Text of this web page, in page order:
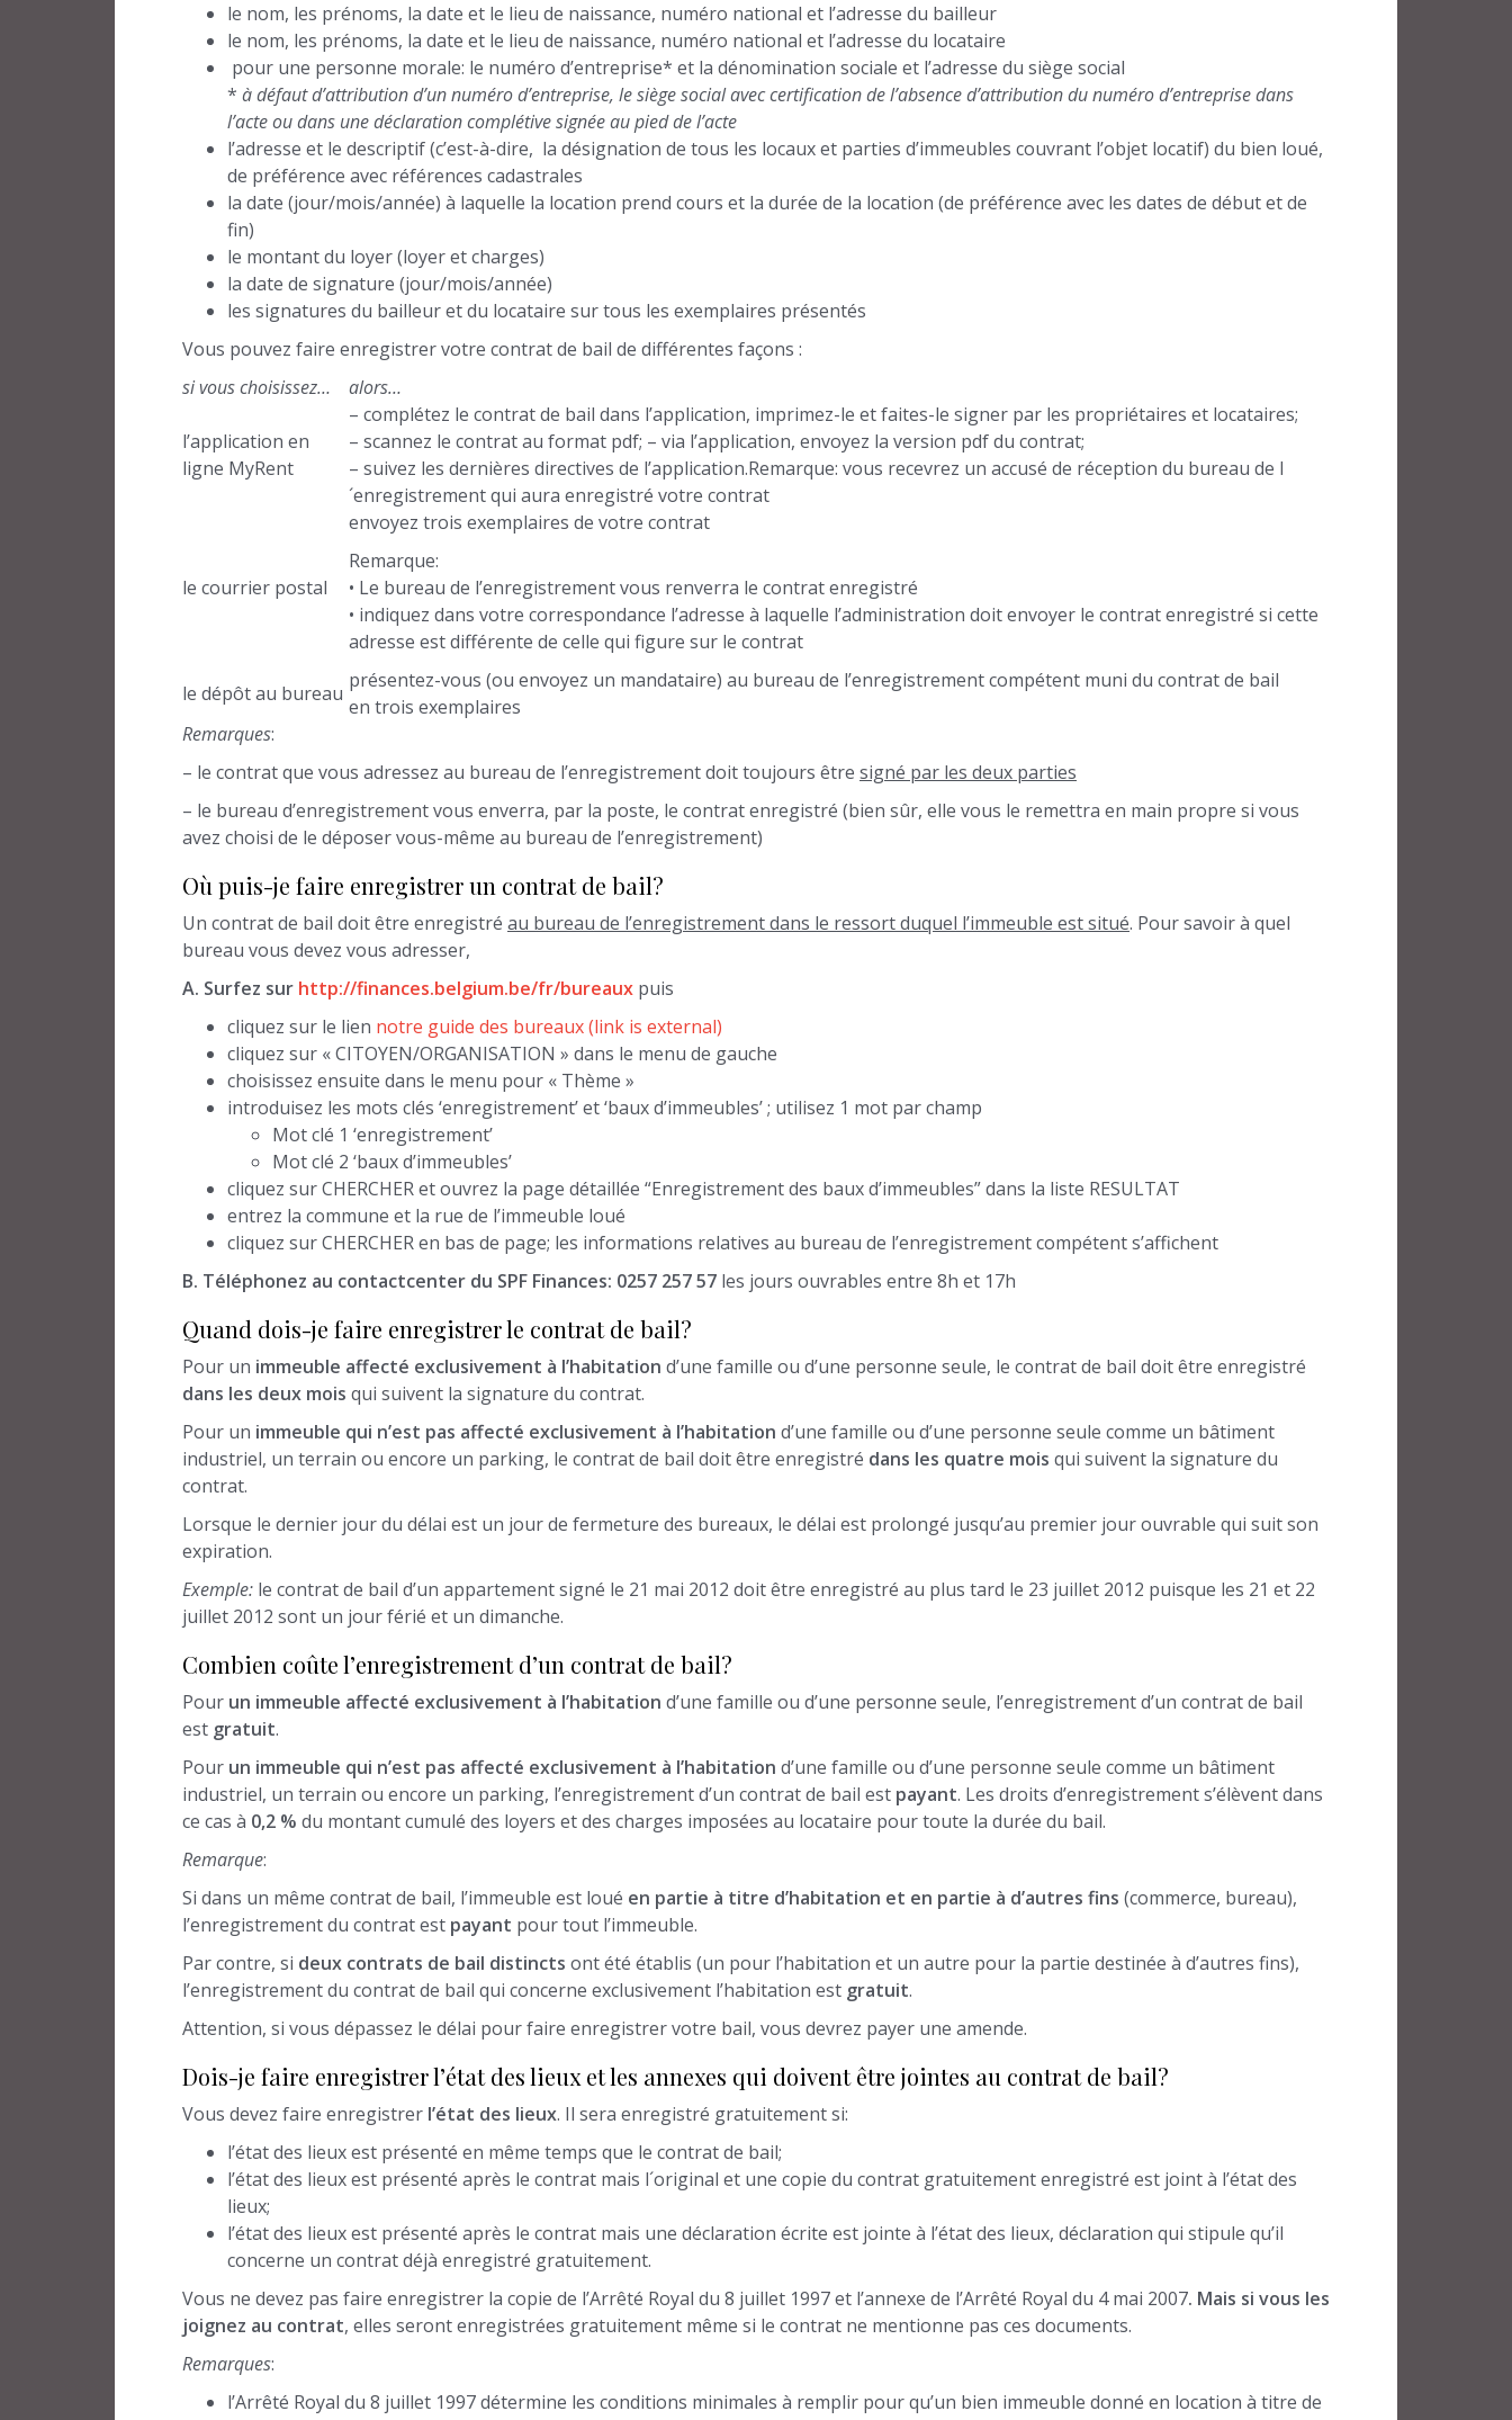
le nom, les prénoms, la date et le lieu de naissance, numéro national et l’adresse du bailleur
le nom, les prénoms, la date et le lieu de naissance, numéro national et l’adresse du locataire
pour une personne morale: le numéro d’entreprise* et la dénomination sociale et l’adresse du siège social
* à défaut d’attribution d’un numéro d’entreprise, le siège social avec certification de l’absence d’attribution du numéro d’entreprise dans
l’acte ou dans une déclaration complétive signée au pied de l’acte
l’adresse et le descriptif (c’est-à-dire, la désignation de tous les locaux et parties d’immeubles couvrant l’objet locatif) du bien loué,
de préférence avec références cadastrales
la date (jour/mois/année) à laquelle la location prend cours et la durée de la location (de préférence avec les dates de début et de
fin)
le montant du loyer (loyer et charges)
la date de signature (jour/mois/année)
les signatures du bailleur et du locataire sur tous les exemplaires présentés
Vous pouvez faire enregistrer votre contrat de bail de différentes façons :
sivous choisissez… alors…
l’application en
ligne MyRent
– complétez le contrat de bail dans l’application, imprimez-le et faites-le signer par les propriétaires et locataires;
– scannez le contrat au format pdf; – via l’application, envoyez la version pdf du contrat;
– suivez les dernières directives de l’application.Remarque: vous recevrez un accusé de réception du bureau de l
´enregistrement qui aura enregistré votre contrat
le courrier postal
envoyez trois exemplaires de votre contrat
Remarque:
• Le bureau de l’enregistrement vous renverra le contrat enregistré
• indiquez dans votre correspondance l’adresse à laquelle l’administration doit envoyer le contrat enregistré si cette
adresse est différente de celle qui figure sur le contrat
le dépôt au bureau
présentez-vous (ou envoyez un mandataire) au bureau de l’enregistrement compétent muni du contrat de bail
en trois exemplaires
Remarques:
– le contrat que vous adressez au bureau de l’enregistrement doit toujours être signé par les deux parties
– le bureau d’enregistrement vous enverra, par la poste, le contrat enregistré (bien sûr, elle vous le remettra en main propre si vous
avez choisi de le déposer vous-même au bureau de l’enregistrement)
Où puis-je faire enregistrer un contrat de bail?
Un contrat de bail doit être enregistré au bureau de l’enregistrement dans le ressort duquel l’immeuble est situé. Pour savoir à quel
bureau vous devez vous adresser,
A. Surfez sur http://finances.belgium.be/fr/bureaux puis
cliquez sur le lien notre guide des bureaux(link is external)
cliquez sur « CITOYEN/ORGANISATION » dans le menu de gauche
choisissez ensuite dans le menu pour « Thème »
introduisez les mots clés ‘enregistrement’ et ‘baux d’immeubles’ ; utilisez 1 mot par champ
Mot clé 1 ‘enregistrement’
Mot clé 2 ‘baux d’immeubles’
cliquez sur CHERCHER et ouvrez la page détaillée “Enregistrement des baux d’immeubles” dans la liste RESULTAT
entrez la commune et la rue de l’immeuble loué
cliquez sur CHERCHER en bas de page; les informations relatives au bureau de l’enregistrement compétent s’affichent
B. Téléphonez au contactcenter du SPF Finances: 0257 257 57 les jours ouvrables entre 8h et 17h
Quand dois-je faire enregistrer le contrat de bail?
Pour un immeuble affecté exclusivement à l’habitation d’une famille ou d’une personne seule, le contrat de bail doit être enregistré
dans les deux mois qui suivent la signature du contrat.
Pour un immeuble qui n’est pas affecté exclusivement à l’habitation d’une famille ou d’une personne seule comme un bâtiment
industriel, un terrain ou encore un parking, le contrat de bail doit être enregistré dans les quatre mois qui suivent la signature du
contrat.
Lorsque le dernier jour du délai est un jour de fermeture des bureaux, le délai est prolongé jusqu’au premier jour ouvrable qui suit son
expiration.
Exemple: le contrat de bail d’un appartement signé le 21 mai 2012 doit être enregistré au plus tard le 23 juillet 2012 puisque les 21 et 22
juillet 2012 sont un jour férié et un dimanche.
Combien coûte l’enregistrement d’un contrat de bail?
Pour un immeuble affecté exclusivement à l’habitation d’une famille ou d’une personne seule, l’enregistrement d’un contrat de bail
est gratuit.
Pour un immeuble qui n’est pas affecté exclusivement à l’habitation d’une famille ou d’une personne seule comme un bâtiment
industriel, un terrain ou encore un parking, l’enregistrement d’un contrat de bail est payant. Les droits d’enregistrement s’élèvent dans
ce cas à 0,2 % du montant cumulé des loyers et des charges imposées au locataire pour toute la durée du bail.
Remarque:
Si dans un même contrat de bail, l’immeuble est loué en partie à titre d’habitation et en partie à d’autres fins (commerce, bureau),
l’enregistrement du contrat est payant pour tout l’immeuble.
Par contre, si deux contrats de bail distincts ont été établis (un pour l’habitation et un autre pour la partie destinée à d’autres fins),
l’enregistrement du contrat de bail qui concerne exclusivement l’habitation est gratuit.
Attention, si vous dépassez le délai pour faire enregistrer votre bail, vous devrez payer une amende.
Dois-je faire enregistrer l’état des lieux et les annexes qui doivent être jointes au contrat de bail?
Vous devez faire enregistrer l’état des lieux. Il sera enregistré gratuitement si:
l’état des lieux est présenté en même temps que le contrat de bail;
l’état des lieux est présenté après le contrat mais l´original et une copie du contrat gratuitement enregistré est joint à l’état des
lieux;
l’état des lieux est présenté après le contrat mais une déclaration écrite est jointe à l’état des lieux, déclaration qui stipule qu’il
concerne un contrat déjà enregistré gratuitement.
Vous ne devez pas faire enregistrer la copie de l’Arrêté Royal du 8 juillet 1997 et l’annexe de l’Arrêté Royal du 4 mai 2007. Mais si vous les
joignez au contrat, elles seront enregistrées gratuitement même si le contrat ne mentionne pas ces documents.
Remarques:
l’Arrêté Royal du 8 juillet 1997 détermine les conditions minimales à remplir pour qu’un bien immeuble donné en location à titre de